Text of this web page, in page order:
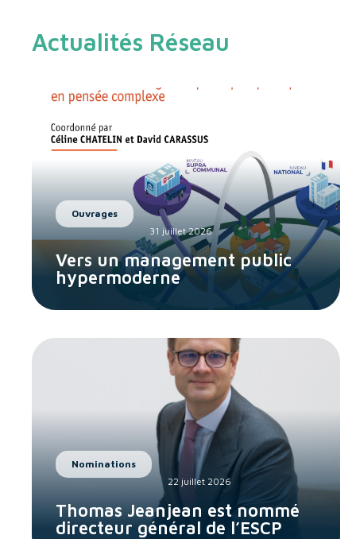
Actualités Réseau
Ouvrages
31 juillet 2026
Vers un management public
hypermoderne
Nominations
22 juillet 2026
Thomas Jeanjean est nommé
directeur général de l’ESCP